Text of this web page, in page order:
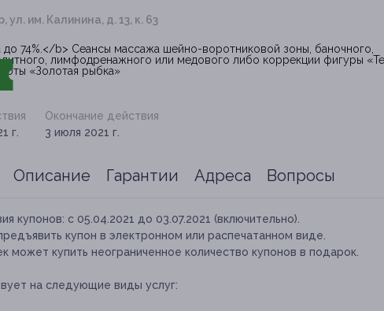
ул. им. Калинина, д. 13, к. 63
г.
Окончание действия
3 июля 2021 г.
Описание Гарантии Адреса Вопросы
купонов: с 05.04.2021 до 03.07.2021 (включительно).
купон в электронном или распечатанном виде.
может купить неограниченное количество купонов в подарок.
на следующие виды услуг: